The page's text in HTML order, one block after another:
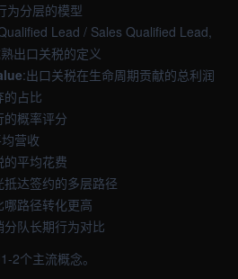
为分层的模型
Lead / Sales Qualified Lead,
出口关税的定义
:出口关税在生命周期贡献的总利润
的占比
概率评分
营收
平均花费
达签约的多层路径
路径转化更高
队长期行为对比
2个主流概念。